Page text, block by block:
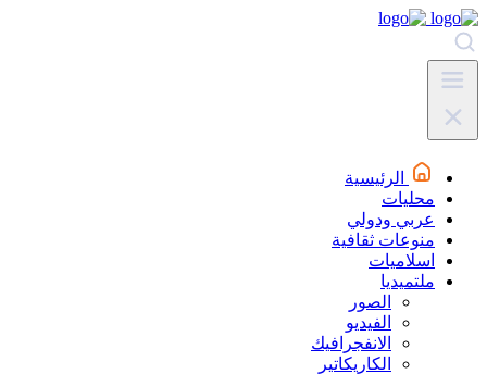
الرئيسية
محليات
عربي ودولي
منوعات ثقافية
اسلاميات
ملتميديا
الصور
الفيديو
الانفجرافيك
الكاريكاتير